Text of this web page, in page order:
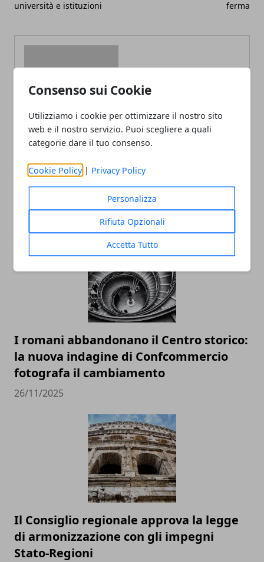
Consenso sui Cookie
Utilizziamo i cookie per ottimizzare il nostro sito
web e il nostro servizio. Puoi scegliere a quali
categorie dare il tuo consenso.
Cookie Policy | Privacy Policy
Personalizza
Rifiuta Opzionali
Accetta Tutto
università e istituzioni ferma
ARTICOLI CORRELATI
I romani abbandonano il Centro storico:
la nuova indagine di Confcommercio
fotografa il cambiamento
26/11/2025
Il Consiglio regionale approva la legge
di armonizzazione con gli impegni
Stato-Regioni